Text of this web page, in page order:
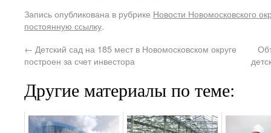
Запись опубликована в рубрике Новости Новомосковского
постоянную ссылку.
← Детский сад на 185 мест в Новомосковском округе
построен за счет инвестора
Другие материалы по теме: